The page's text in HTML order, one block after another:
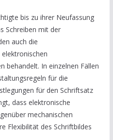
bis zu ihrer Neufassung
Schreiben mit der
auch die
behandelt. In einzelnen Fällen
für die
für den Schriftsatz
dass elektronische
mechanischen
Flexibilität des Schriftbildes